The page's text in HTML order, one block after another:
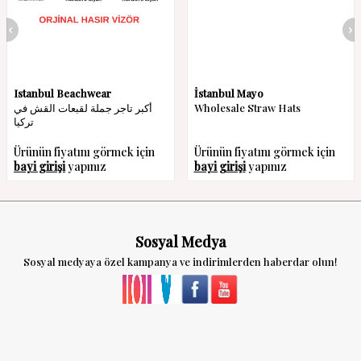
Istanbul Beachwear
أكبر تاجر جملة لقبعات القش في
تركيا
Ürünün fiyatını görmek için
bayi girişiyapınız
İstanbul Mayo
Wholesale Straw Hats
Ürünün fiyatını görmek için
bayi girişiyapınız
Sosyal Medya
Sosyal medyaya özel kampanya ve indirimlerden haberdar olun!